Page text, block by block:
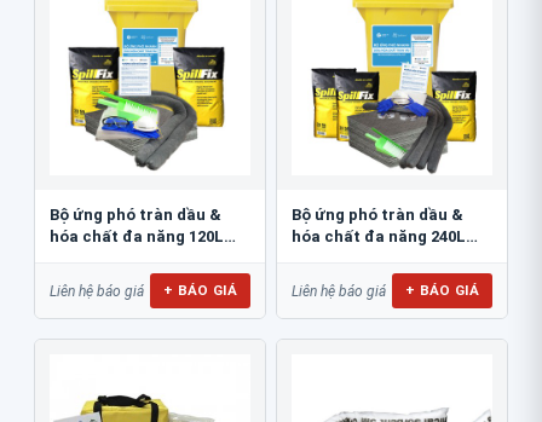
Bộ ứng phó tràn dầu &
hóa chất đa năng 120L
Liên hệ báo giá + BÁO GIÁ
Bộ ứng phó tràn dầu &
hóa chất đa năng 240L
Liên hệ báo giá + BÁO GIÁ